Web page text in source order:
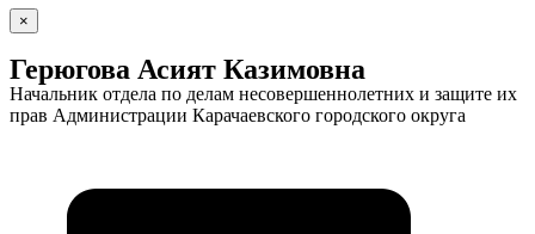
×
Герюгова Асият Казимовна
Начальник отдела по делам несовершеннолетних и защите их
прав Администрации Карачаевского городского округа